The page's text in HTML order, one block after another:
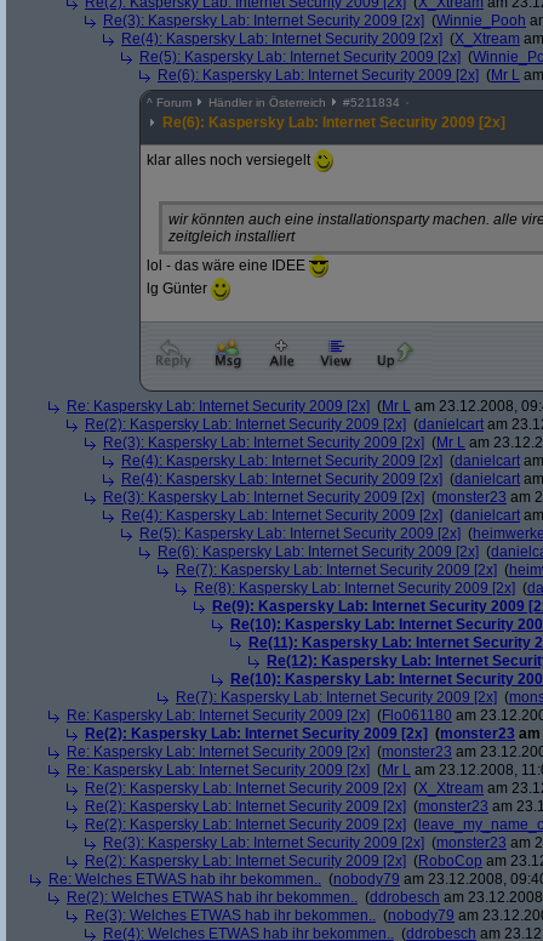
Re(3): Kaspersky Lab: Internet Security 2009 [2x] (Winnie_Pooh
Re(4): Kaspersky Lab: Internet Security 2009 [2x] (X_Xtream
Re(5): Kaspersky Lab: Internet Security 2009 [2x] (
Re(6): Kaspersky Lab: Internet Security 2009 [2x] (Mr L
^ Forum Händler in Österreich #5211834
Re(6): Kaspersky Lab: Internet Security 2009 [2x]
klar alles noch versiegelt
wir könnten auch eine installationsparty machen. alle
zeitgleich installiert
lol - das wäre eine IDEE
lg Günter
Re: Kaspersky Lab: Internet Security 2009 [2x] (Mr L am 23.12.2008,
Re(2): Kaspersky Lab: Internet Security 2009 [2x] (danielcart am
Re(3): Kaspersky Lab: Internet Security 2009 [2x] (Mr L am
Re(4): Kaspersky Lab: Internet Security 2009 [2x] (danielcart
Re(4): Kaspersky Lab: Internet Security 2009 [2x] (danielcart
Re(3): Kaspersky Lab: Internet Security 2009 [2x] (monster23 am
Re(4): Kaspersky Lab: Internet Security 2009 [2x] (danielcart
Re(5): Kaspersky Lab: Internet Security 2009 [2x] (
Re(6): Kaspersky Lab: Internet Security 2009 [2x] (
Re(7): Kaspersky Lab: Internet Security 2009 [2x] (
Re(8): Kaspersky Lab: Internet Security 2009 [2x] (
Re(9): Kaspersky Lab: Internet Security 2009
Re(10): Kaspersky Lab: Internet Security
Re(11): Kaspersky Lab: Internet Security
Re(12): Kaspersky Lab: Internet
Re(10): Kaspersky Lab: Internet Security
Re(7): Kaspersky Lab: Internet Security 2009 [2x] (
Re: Kaspersky Lab: Internet Security 2009 [2x] (Flo061180 am
Re(2): Kaspersky Lab: Internet Security 2009 [2x] (monster23 am
Re: Kaspersky Lab: Internet Security 2009 [2x] (monster23 am
Re: Kaspersky Lab: Internet Security 2009 [2x] (Mr L am 23.12.2008,
Re(2): Kaspersky Lab: Internet Security 2009 [2x] (X_Xtream am
Re(2): Kaspersky Lab: Internet Security 2009 [2x] (monster23 am
Re(2): Kaspersky Lab: Internet Security 2009 [2x] (
Re(3): Kaspersky Lab: Internet Security 2009 [2x] (monster23 am
Re(2): Kaspersky Lab: Internet Security 2009 [2x] (RoboCop am
Re: Welches ETWAS hab ihr bekommen.. (nobody79 am 23.12.2008,
Re(2): Welches ETWAS hab ihr bekommen.. (ddrobesch am
Re(3): Welches ETWAS hab ihr bekommen.. (nobody79 am
Re(4): Welches ETWAS hab ihr bekommen.. (ddrobesch am